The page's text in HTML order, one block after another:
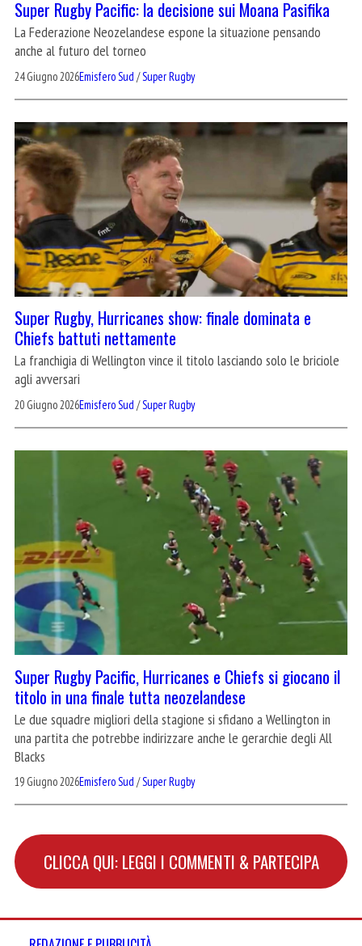
Super Rugby Pacific: la decisione sui Moana Pasifika
La Federazione Neozelandese espone la situazione pensando
anche al futuro del torneo
24 Giugno 2026Emisfero Sud /Super Rugby
Super Rugby, Hurricanes show: finale dominata e
Chiefs battuti nettamente
La franchigia di Wellington vince il titolo lasciando solo le briciole
agli avversari
20 Giugno 2026Emisfero Sud /Super Rugby
Super Rugby Pacific, Hurricanes e Chiefs si giocano il
titolo in una finale tutta neozelandese
Le due squadre migliori della stagione si sfidano a Wellington in
una partita che potrebbe indirizzare anche le gerarchie degli All
Blacks
19 Giugno 2026Emisfero Sud /Super Rugby
CLICCA QUI: LEGGI I COMMENTI & PARTECIPA